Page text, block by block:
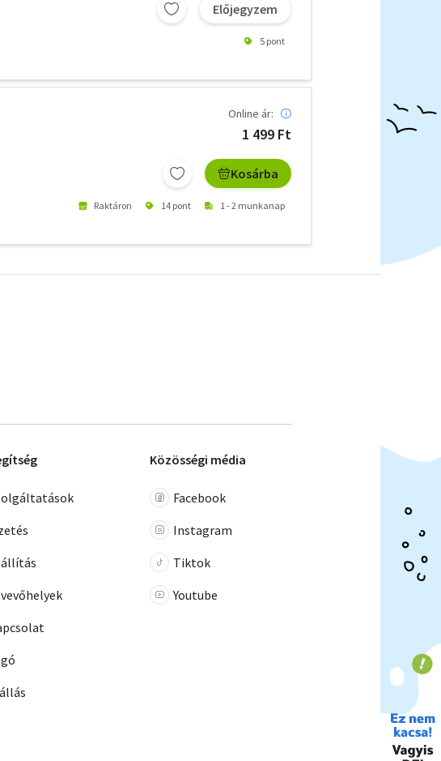
Előjegyzem
5 pont
Online ár:
1 499 Ft
Kosárba
Raktáron 14 pont 1 - 2 munkanap
Közösségi média
Facebook
Instagram
Tiktok
Youtube